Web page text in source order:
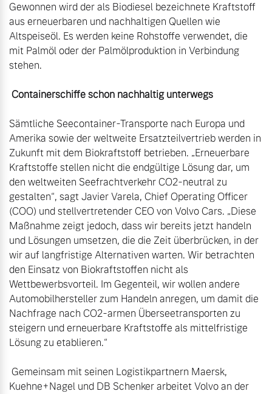
Gewonnen wird der als Biodiesel bezeichnete Kraftstoff
aus erneuerbaren und nachhaltigen Quellen wie
Altspeiseöl. Es werden keine Rohstoffe verwendet, die
mit Palmöl oder der Palmölproduktion in Verbindung
stehen.
Containerschiffe schon nachhaltig unterwegs
Sämtliche Seecontainer-Transporte nach Europa und
Amerika sowie der weltweite Ersatzteilvertrieb werden in
Zukunft mit dem Biokraftstoff betrieben. „Erneuerbare
Kraftstoffe stellen nicht die endgültige Lösung dar, um
den weltweiten Seefrachtverkehr CO2-neutral zu
gestalten“, sagt Javier Varela, Chief Operating Officer
(COO) und stellvertretender CEO von Volvo Cars. „Diese
Maßnahme zeigt jedoch, dass wir bereits jetzt handeln
und Lösungen umsetzen, die die Zeit überbrücken, in der
wir auf langfristige Alternativen warten. Wir betrachten
den Einsatz von Biokraftstoffen nicht als
Wettbewerbsvorteil. Im Gegenteil, wir wollen andere
Automobilhersteller zum Handeln anregen, um damit die
Nachfrage nach CO2-armen Überseetransporten zu
steigern und erneuerbare Kraftstoffe als mittelfristige
Lösung zu etablieren.“
Kuehne+Nagel und DB Schenker arbeitet Volvo an der